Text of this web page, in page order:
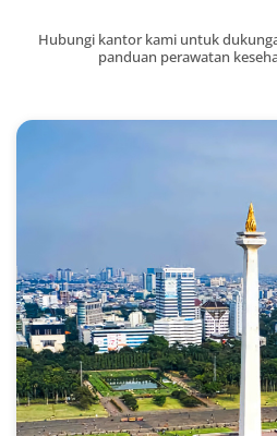
Hubungi kantor kami untuk
panduan perawatan